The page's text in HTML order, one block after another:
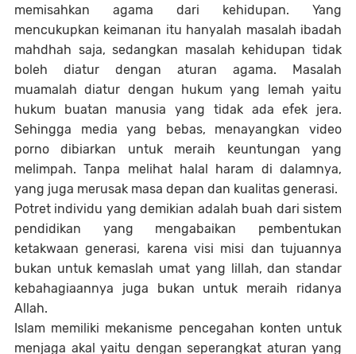
memisahkan agama dari kehidupan. Yang
mencukupkan keimanan itu hanyalah masalah ibadah
mahdhah saja, sedangkan masalah kehidupan tidak
boleh diatur dengan aturan agama. Masalah
muamalah diatur dengan hukum yang lemah yaitu
hukum buatan manusia yang tidak ada efek jera.
Sehingga media yang bebas, menayangkan video
porno dibiarkan untuk meraih keuntungan yang
melimpah. Tanpa melihat halal haram di dalamnya,
yang juga merusak masa depan dan kualitas generasi.
Potret individu yang demikian adalah buah dari sistem
pendidikan yang mengabaikan pembentukan
ketakwaan generasi, karena visi misi dan tujuannya
bukan untuk kemaslah umat yang lillah, dan standar
kebahagiaannya juga bukan untuk meraih ridanya
Allah.
Islam memiliki mekanisme pencegahan konten untuk
menjaga akal yaitu dengan seperangkat aturan yang